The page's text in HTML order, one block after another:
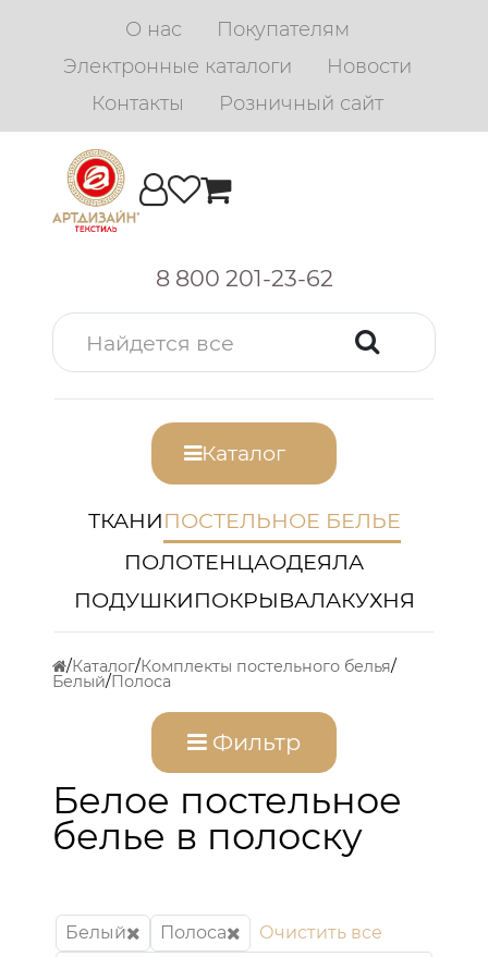
О нас
Покупателям
Электронные каталоги
Новости
Контакты
Розничный сайт
8 800 201-23-62
Каталог
ТКАНИПОСТЕЛЬНОЕ БЕЛЬЕ
ПОЛОТЕНЦАОДЕЯЛА
ПОДУШКИПОКРЫВАЛАКУХНЯ
Каталог Комплекты постельного белья
Белый Полоса
Фильтр
Белое постельное
белье в полоску
Белый Полоса Очистить все